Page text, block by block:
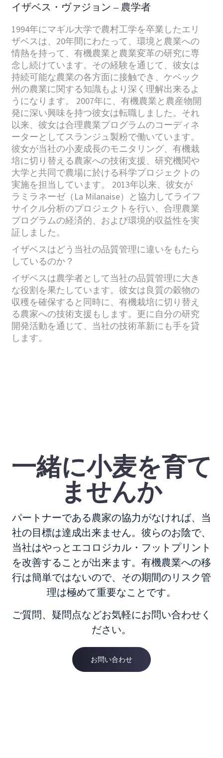
イザベス・ヴァジョン – 農学者
1994年にマギル大学で農村工学を卒業したエリ
ザベスは、20年間にわたって、環境と農業への
情熱を持って、有機農業と農業変革の研究に専
念し続けています。その経験を通じて、彼女は
持続可能な農業の各方面に接触でき、ケベック
州の農業に関する知識もより深く理解出来るよ
うになります。 2007年に、有機農業と農産物開
発に深い興味を持つ彼女は転職しました。それ
以来、彼女は合理農業プログラムのコーディネ
ーターとしてスランジュ製粉で働いています。
彼女が当社の小麦成長のモニタリング、有機栽
培に切り替える農家への技術支援、研究機関や
大学と共同で農場に於ける科学プロジェクトの
実施を担当しています。 2013年以来、彼女が
ラミラネーゼ（La Milanaise）と協力してライフ
サイクル分析のプロジェクトを行い、合理農業
プログラムの経済的、および環境的収益性を実
証しました。
イザベスはどう当社の品質管理に違いをもたら
しているのか？
イザベスは農学者として当社の品質管理に大き
な役割を果たしています。彼女は良質の穀物の
収穫を確保すると同時に、有機栽培に切り替え
る農家への技術支援もします。更に自分の研究
開発活動を通じて、当社の技術革新にも手を貸
します。
一緒に小麦を育て
ませんか
パートナーである農家の協力がなければ、当
社の目標は達成出来ません。彼らのお陰で、
当社はやっとエコロジカル・フットプリント
を改善することが出来ます。有機農業への移
行は簡単ではないので、その期間のリスク管
理は極めて重要なことです。
ご質問、疑問点などお気軽にお問い合わせく
ださい。
お問い合わせ